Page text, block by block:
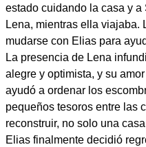
estado cuidando la casa y
Lena, mientras ella viajaba.
mudarse con Elias para
La presencia de Lena
alegre y optimista, y su
ayudó a ordenar los
pequeños tesoros entre las
reconstruir, no solo una
Elias finalmente decidió